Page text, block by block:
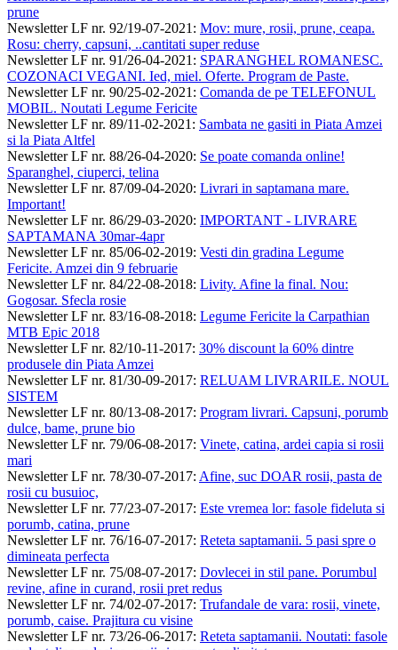
prune
Newsletter LF nr. 92/19-07-2021 : Mov: mure, rosii, prune, ceapa.
Rosu: cherry, capsuni, ..cantitati super reduse
Newsletter LF nr. 91/26-04-2021 : SPARANGHEL ROMANESC.
COZONACI VEGANI. Ied, miel. Oferte. Program de Paste.
Newsletter LF nr. 90/25-02-2021 : Comanda de pe TELEFONUL
MOBIL. Noutati Legume Fericite
Newsletter LF nr. 89/11-02-2021 : Sambata ne gasiti in Piata Amzei
si la Piata Altfel
Newsletter LF nr. 88/26-04-2020: Se poate comanda online!
Sparanghel, ciuperci, telina
Newsletter LF nr. 87/09-04-2020: Livrari in saptamana mare.
Important!
Newsletter LF nr. 86/29-03-2020: IMPORTANT - LIVRARE
SAPTAMANA 30mar-4apr
Newsletter LF nr. 85/06-02-2019: Vesti din gradina Legume
Fericite. Amzei din 9 februarie
Newsletter LF nr. 84/22-08-2018: Livity. Afine la final. Nou:
Gogosar. Sfecla rosie
Newsletter LF nr. 83/16-08-2018: Legume Fericite la Carpathian
MTB Epic 2018
Newsletter LF nr. 82/10-11-2017: 30% discount la 60% dintre
produsele din Piata Amzei
Newsletter LF nr. 81/30-09-2017: RELUAM LIVRARILE. NOUL
SISTEM
Newsletter LF nr. 80/13-08-2017: Program livrari. Capsuni, porumb
dulce, bame, prune bio
Newsletter LF nr. 79/06-08-2017: Vinete, catina, ardei capia si rosii
mari
Newsletter LF nr. 78/30-07-2017: Afine, suc DOAR rosii, pasta de
rosii cu busuioc,
Newsletter LF nr. 77/23-07-2017: Este vremea lor: fasole fideluta si
porumb, catina, prune
Newsletter LF nr. 76/16-07-2017: Reteta saptamanii. 5 pasi spre o
dimineata perfecta
Newsletter LF nr. 75/08-07-2017: Dovlecei in stil pane. Porumbul
revine, afine in curand, rosii pret redus
Newsletter LF nr. 74/02-07-2017: Trufandale de vara: rosii, vinete,
porumb, caise. Prajitura cu visine
Newsletter LF nr. 73/26-06-2017: Reteta saptamanii. Noutati: fasole